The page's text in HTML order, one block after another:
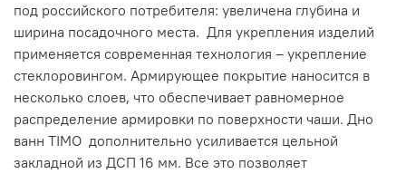
под российского потребителя: увеличена глубина и
ширина посадочного места. Для укрепления изделий
применяется современная технология – укрепление
стеклоровингом. Армирующее покрытие наносится в
несколько слоев, что обеспечивает равномерное
распределение армировки по поверхности чаши. Дно
ванн TIMO дополнительно усиливается цельной
закладной из ДСП 16 мм. Все это позволяет